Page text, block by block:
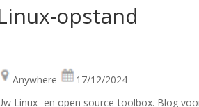
opstand
Anywhere
17/12/2024
Linux- en open source-toolbox. Blog